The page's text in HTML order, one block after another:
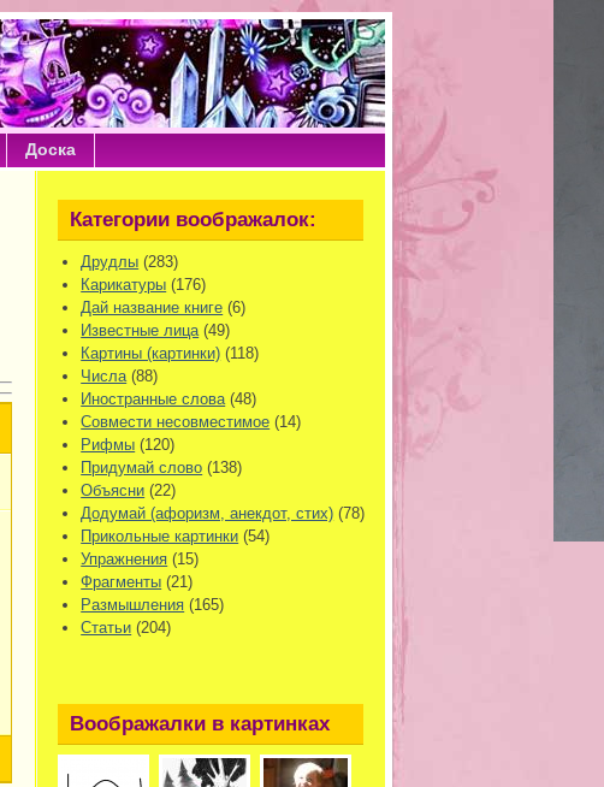
Доска
Категории воображалок:
Друдлы (283)
Карикатуры (176)
Дай название книге (6)
Известные лица(49)
Картины (картинки) (118)
Числа(88)
Иностранные слова(48)
Совмести несовместимое (14)
Рифмы (120)
Придумай слово (138)
Объясни (22)
Додумай (афоризм, анекдот, стих) (78)
Прикольные картинки (54)
Упражнения (15)
Фрагменты (21)
Размышления (165)
Статьи (204)
Воображалки в картинках